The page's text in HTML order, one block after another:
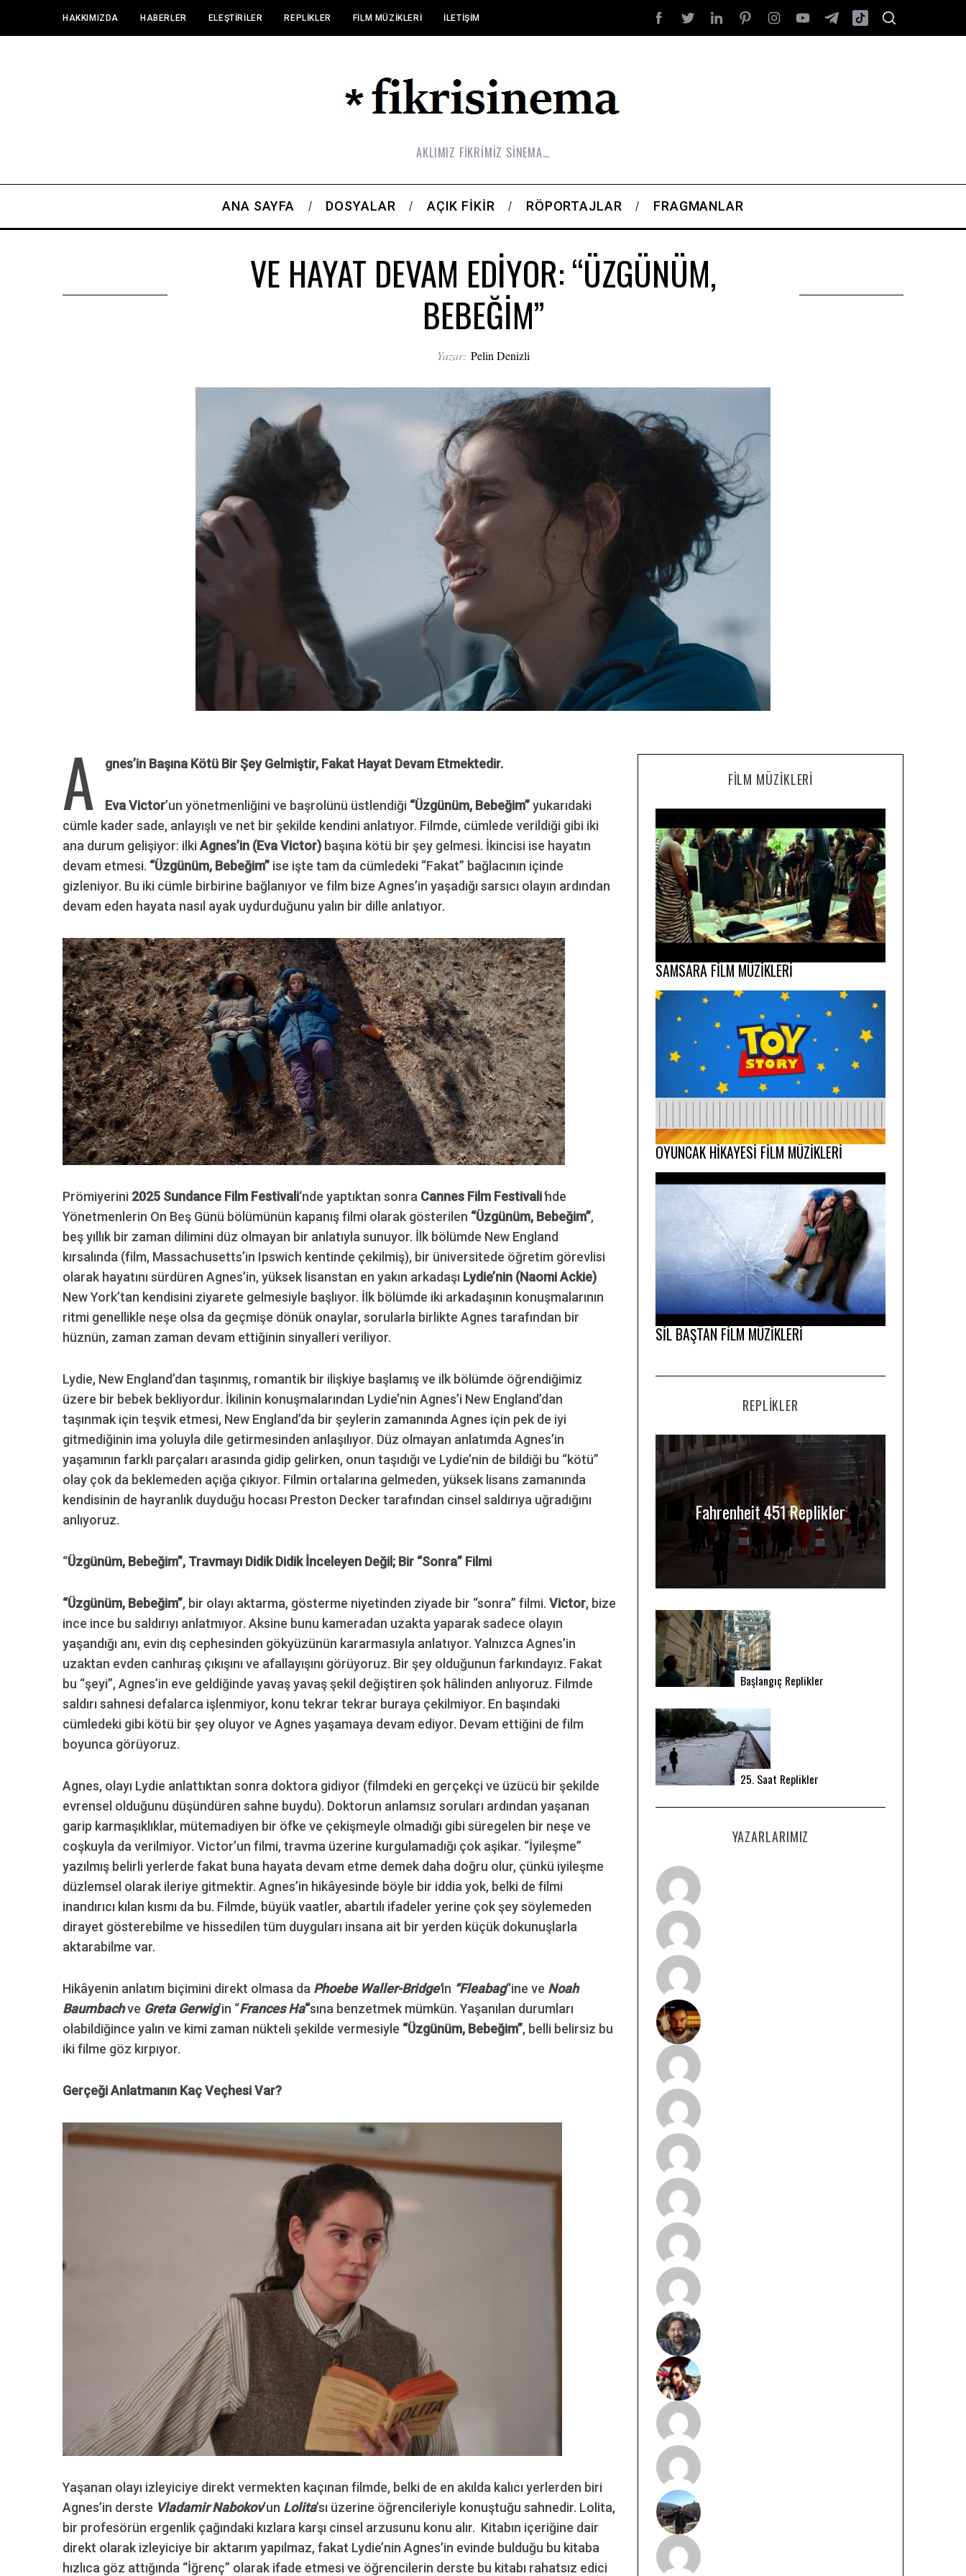
HAKKIMIZDA HABERLER ELEŞTIRILER REPLIKLER FILM MÜZIKLERI İLETIŞIM
AKLIMIZ FİKRİMİZ SİNEMA…
ANA SAYFA DOSYALAR AÇIK FIKIR RÖPORTAJLAR FRAGMANLAR
VE HAYAT DEVAM EDİYOR: “ÜZGÜNÜM,
BEBEĞİM”
Yazar: Pelin Denizli
A gnes’in Başına Kötü Bir Şey Gelmiştir, Fakat Hayat Devam Etmektedir.
Eva Victor’un yönetmenliğini ve başrolünü üstlendiği “Üzgünüm, Bebeğim”yukarıdaki
cümle kader sade, anlayışlı ve net bir şekilde kendini anlatıyor. Filmde, cümlede verildiği gibi iki
ana durum gelişiyor: ilkiAgnes’in (Eva Victor) başına kötü bir şey gelmesi. İkincisi ise hayatın
devam etmesi. “Üzgünüm, Bebeğim” ise işte tam da cümledeki “Fakat” bağlacının içinde
gizleniyor. Bu iki cümle birbirine bağlanıyor ve film bize Agnes’in yaşadığı sarsıcı olayın ardından
devam eden hayata nasıl ayak uydurduğunu yalın bir dille anlatıyor.
Prömiyerini 2025 Sundance Film Festivali‘nde yaptıktan sonra Cannes Film Festivali‘nde
Yönetmenlerin On Beş Günü bölümünün kapanış filmi olarak gösterilen “Üzgünüm, Bebeğim”,
beş yıllık bir zaman dilimini düz olmayan bir anlatıyla sunuyor. İlk bölümde New England
kırsalında (film, Massachusetts’in Ipswich kentinde çekilmiş), bir üniversitede öğretim görevlisi
olarak hayatını sürdüren Agnes’in, yüksek lisanstan en yakın arkadaşı Lydie’nin (Naomi Ackie)
New York’tan kendisini ziyarete gelmesiyle başlıyor. İlk bölümde iki arkadaşının konuşmalarının
ritmi genellikle neşe olsa da geçmişe dönük onaylar, sorularla birlikte Agnes tarafından bir
hüznün, zaman zaman devam ettiğinin sinyalleri veriliyor.
Lydie, New England’dan taşınmış, romantik bir ilişkiye başlamış ve ilk bölümde öğrendiğimiz
üzere bir bebek bekliyordur. İkilinin konuşmalarından Lydie’nin Agnes’i New England’dan
taşınmak için teşvik etmesi, New England’da bir şeylerin zamanında Agnes için pek de iyi
gitmediğinin ima yoluyla dile getirmesinden anlaşılıyor. Düz olmayan anlatımda Agnes’in
yaşamının farklı parçaları arasında gidip gelirken, onun taşıdığı ve Lydie’nin de bildiği bu “kötü”
olay çok da beklemeden açığa çıkıyor. Filmin ortalarına gelmeden, yüksek lisans zamanında
kendisinin de hayranlık duyduğu hocası Preston Decker tarafından cinsel saldırıya uğradığını
anlıyoruz.
“Üzgünüm, Bebeğim”, Travmayı Didik Didik İnceleyen Değil; Bir “Sonra” Filmi
“Üzgünüm, Bebeğim”, bir olayı aktarma, gösterme niyetinden ziyade bir “sonra” filmi. Victor, bize
ince ince bu saldırıyı anlatmıyor. Aksine bunu kameradan uzakta yaparak sadece olayın
yaşandığı anı, evin dış cephesinden gökyüzünün kararmasıyla anlatıyor. Yalnızca Agnes’in
uzaktan evden canhıraş çıkışını ve afallayışını görüyoruz. Bir şey olduğunun farkındayız. Fakat
bu “şeyi”, Agnes’in eve geldiğinde yavaş yavaş şekil değiştiren şok hâlinden anlıyoruz. Filmde
saldırı sahnesi defalarca işlenmiyor, konu tekrar tekrar buraya çekilmiyor. En başındaki
cümledeki gibi kötü bir şey oluyor ve Agnes yaşamaya devam ediyor. Devam ettiğini de film
boyunca görüyoruz.
Agnes, olayı Lydie anlattıktan sonra doktora gidiyor (filmdeki en gerçekçi ve üzücü bir şekilde
evrensel olduğunu düşündüren sahne buydu). Doktorun anlamsız soruları ardından yaşanan
garip karmaşıklıklar, mütemadiyen bir öfke ve çekişmeyle olmadığı gibi süregelen bir neşe ve
coşkuyla da verilmiyor. Victor’un filmi, travma üzerine kurgulamadığı çok aşikar. “İyileşme”
yazılmış belirli yerlerde fakat buna hayata devam etme demek daha doğru olur, çünkü iyileşme
düzlemsel olarak ileriye gitmektir. Agnes’in hikâyesinde böyle bir iddia yok, belki de filmi
inandırıcı kılan kısmı da bu. Filmde, büyük vaatler, abartılı ifadeler yerine çok şey söylemeden
dirayet gösterebilme ve hissedilen tüm duyguları insana ait bir yerden küçük dokunuşlarla
aktarabilme var.
Hikâyenin anlatım biçimini direkt olmasa da Phoebe Waller-Bridge’in “Fleabag“ine ve Noah
Baumbachve Greta Gerwig’in “Frances Ha“sına benzetmek mümkün. Yaşanılan durumları
olabildiğince yalın ve kimi zaman nükteli şekilde vermesiyle “Üzgünüm, Bebeğim”, belli belirsiz bu
iki filme göz kırpıyor.
Gerçeği Anlatmanın Kaç Veçhesi Var?
Yaşanan olayı izleyiciye direkt vermekten kaçınan filmde, belki de en akılda kalıcı yerlerden biri
Agnes’in derste Vladamir Nabokov’un Lolita’sı üzerine öğrencileriyle konuştuğu sahnedir. Lolita,
bir profesörün ergenlik çağındaki kızlara karşı cinsel arzusunu konu alır. Kitabın içeriğine dair
direkt olarak izleyiciye bir aktarım yapılmaz, fakat Lydie’nin Agnes’in evinde bulduğu bu kitaba
hızlıca göz attığında “İğrenç” olarak ifade etmesi ve öğrencilerin derste bu kitabı rahatsız edici
FILM MÜZIKLERI
SAMSARA FİLM MÜZİKLERİ
OYUNCAK HİKAYESİ FİLM MÜZİKLERİ
SİL BAŞTAN FİLM MÜZİKLERİ
REPLIKLER
Fahrenheit 451 Replikler
Başlangıç Replikler
25. Saat Replikler
YAZARLARIMIZ
e
a
r
c
h
f
o
r
: